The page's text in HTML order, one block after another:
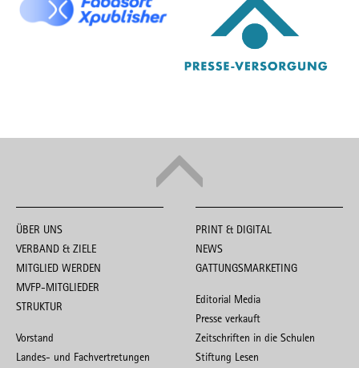
ÜBER UNS
VERBAND & ZIELE
MITGLIED WERDEN
MVFP-MITGLIEDER
STRUKTUR
Vorstand
Landes- und Fachvertretungen
PRINT & DIGITAL
NEWS
GATTUNGSMARKETING
Editorial Media
Presse verkauft
Zeitschriften in die Schulen
Stiftung Lesen